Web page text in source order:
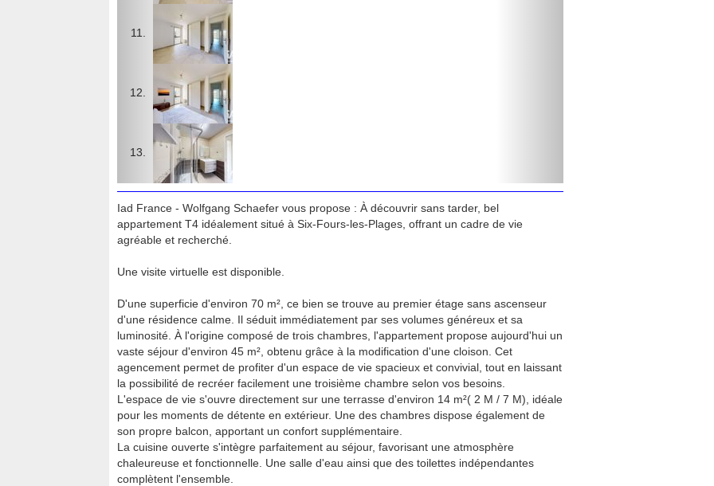
Iad France - Wolfgang Schaefer vous propose : À découvrir sans tarder, bel
appartement T4 idéalement situé à Six-Fours-les-Plages, offrant un cadre de vie
agréable et recherché.
Une visite virtuelle est disponible.
D'une superficie d'environ 70 m², ce bien se trouve au premier étage sans ascenseur
d'une résidence calme. Il séduit immédiatement par ses volumes généreux et sa
luminosité. À l'origine composé de trois chambres, l'appartement propose aujourd'hui un
vaste séjour d'environ 45 m², obtenu grâce à la modification d'une cloison. Cet
agencement permet de profiter d'un espace de vie spacieux et convivial, tout en laissant
la possibilité de recréer facilement une troisième chambre selon vos besoins.
L'espace de vie s'ouvre directement sur une terrasse d'environ 14 m²( 2 M / 7 M), idéale
pour les moments de détente en extérieur. Une des chambres dispose également de
son propre balcon, apportant un confort supplémentaire.
La cuisine ouverte s'intègre parfaitement au séjour, favorisant une atmosphère
chaleureuse et fonctionnelle. Une salle d'eau ainsi que des toilettes indépendantes
complètent l'ensemble.